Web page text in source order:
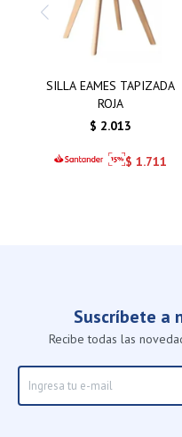
SILLA EAMES TAPIZADA
ROJA
$ 2.013
$ 1.711
Suscríbete a
Recibe todas las